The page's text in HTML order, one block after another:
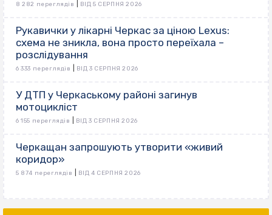
8 282 переглядів ВІД 5 СЕРПНЯ 2026
Рукавички у лікарні Черкас за ціною Lexus:
схема не зникла, вона просто переїхала –
розслідування
6 333 переглядів ВІД 3 СЕРПНЯ 2026
У ДТП у Черкаському районі загинув
мотоцикліст
6 155 переглядів ВІД 3 СЕРПНЯ 2026
Черкащан запрошують утворити «живий
коридор»
5 874 переглядів ВІД 4 СЕРПНЯ 2026